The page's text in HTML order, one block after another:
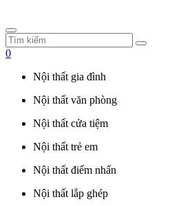
0
Nội thất gia đình
Nội thất văn phòng
Nội thất cửa tiệm
Nội thất trẻ em
Nội thất điểm nhấn
Nội thất lắp ghép